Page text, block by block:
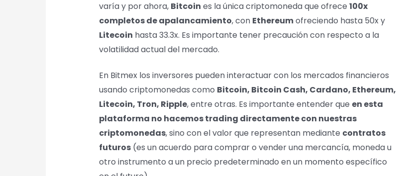
varía y por ahora, Bitcoin es la única criptomoneda que ofrece 100x
completos de apalancamiento, con Ethereumofreciendo hasta 50x y
Litecoin hasta 33.3x. Es importante tener precaución con respecto a la
volatilidad actual del mercado.
En Bitmex los inversores pueden interactuar con los mercados financieros
usando criptomonedas como Bitcoin, Bitcoin Cash, Cardano, Ethereum,
Litecoin, Tron, Ripple, entre otras. Es importante entender que en esta
plataforma no hacemos trading directamente con nuestras
criptomonedas, sino con el valor que representan mediante contratos
futuros(es un acuerdo para comprar o vender una mercancía, moneda u
otro instrumento a un precio predeterminado en un momento específico